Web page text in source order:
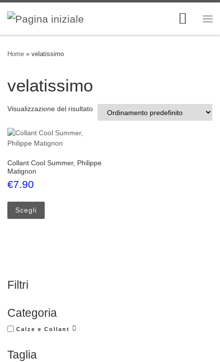
Skip to content
Home » velatissimo
velatissimo
Visualizzazione del risultato
Collant Cool Summer, Philippe
Matignon
€7.90
Scegli
Filtri
Categoria
Calze e Collant
Taglia